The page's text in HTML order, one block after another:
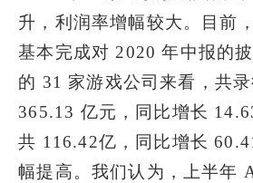
升，利润率增幅较大。目前
基本完成对 2020 年中报的
的 31 家游戏公司来看，共
365.13 亿元，同比增长
共 116.42亿，同比增长
幅提高。我们认为，上半年